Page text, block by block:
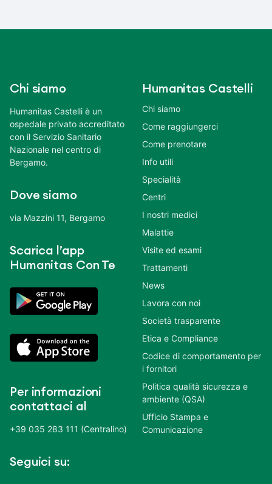
Chi siamo
Humanitas Castelli è un
ospedale privato accreditato
con il Servizio Sanitario
Nazionale nel centro di
Bergamo.
Dove siamo
via Mazzini 11, Bergamo
Scarica l’app
Humanitas Con Te
Per informazioni
contattaci al
+39 035 283 111 (Centralino)
Seguici su:
Humanitas Castelli
Chi siamo
Come raggiungerci
Come prenotare
Info utili
Specialità
Centri
I nostri medici
Malattie
Visite ed esami
Trattamenti
News
Lavora con noi
Società trasparente
Etica e Compliance
Codice di comportamento per
i fornitori
Politica qualità sicurezza e
ambiente (QSA)
Ufficio Stampa e
Comunicazione